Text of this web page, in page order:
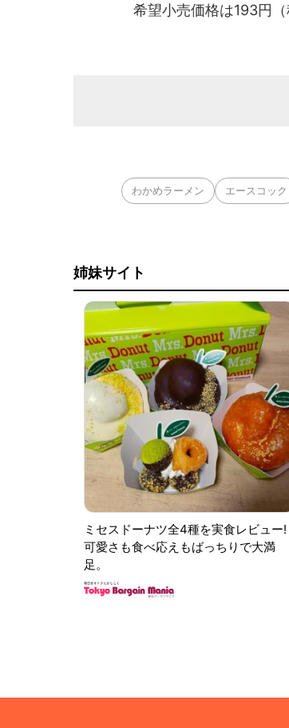
希望小売価格は193円（
わかめラーメン エースコック
姉妹サイト
ミセスドーナツ全4種を実食レビュー!
可愛さも食べ応えもばっちりで大満
足。